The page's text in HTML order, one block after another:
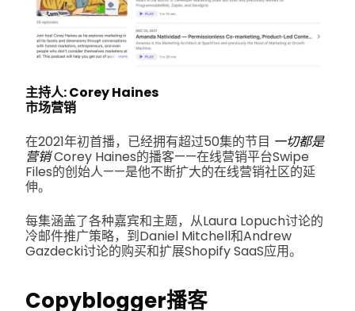
主持人: Corey Haines
市场营销
在2021年初首播，已经拥有超过50集的节目 一切都是
营销Corey Haines的播客——在线营销平台Swipe
Files的创始人——是他不断扩大的在线营销社区的延
伸。
每集涵盖了各种嘉宾和主题，从Laura Lopuch讨论的
冷邮件推广策略，到Daniel Mitchell和Andrew
Gazdecki讨论的购买和扩展Shopify SaaS应用。
Copyblogger播客